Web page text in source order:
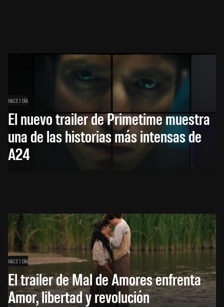
HACE 1 DÍA
El nuevo trailer de Primetime muestra
una de las historias más intensas de
A24
HACE 1 DÍA
El trailer de Mal de Amores enfrenta
Amor, libertad y revolución